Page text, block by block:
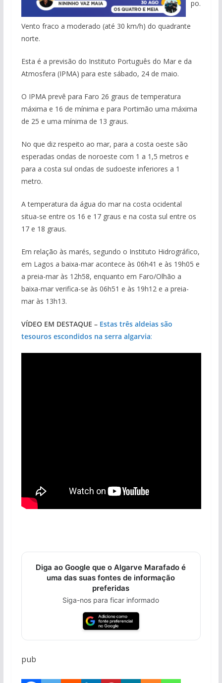
po.
Vento fraco a moderado (até 30 km/h) do quadrante
norte.
Esta é a previsão do Instituto Português do Mar e da
Atmosfera (IPMA) para este sábado, 24 de maio.
O IPMA prevê para Faro 26 graus de temperatura
máxima e 16 de mínima e para Portimão uma máxima
de 25 e uma mínima de 13 graus.
No que diz respeito ao mar, para a costa oeste são
esperadas ondas de noroeste com 1 a 1,5 metros e
para a costa sul ondas de sudoeste inferiores a 1
metro.
A temperatura da água do mar na costa ocidental
situa-se entre os 16 e 17 graus e na costa sul entre os
17 e 18 graus.
Em relação às marés, segundo o Instituto Hidrográfico,
em Lagos a baixa-mar acontece às 06h41 e às 19h05 e
a preia-mar às 12h58, enquanto em Faro/Olhão a
baixa-mar verifica-se às 06h51 e às 19h12 e a preia-
mar às 13h13.
VÍDEO EM DESTAQUE – Estas três aldeias são
tesouros escondidos na serra algarvia:
Diga ao Google que o Algarve Marafado é
uma das suas fontes de informação
preferidas
Siga-nos para ficar informado
pub